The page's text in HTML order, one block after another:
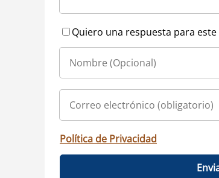
Quiero una respuesta para
Política de Privacidad